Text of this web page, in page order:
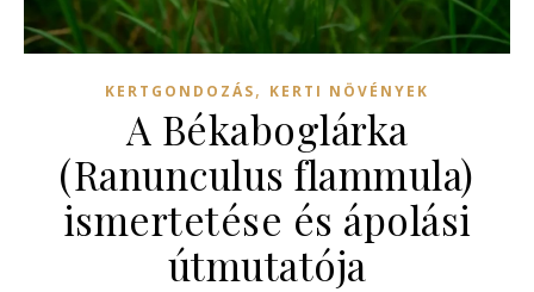
KERTGONDOZÁS, KERTI NÖVÉNYEK
A Békaboglárka
(Ranunculus flammula)
ismertetése és ápolási
útmutatója